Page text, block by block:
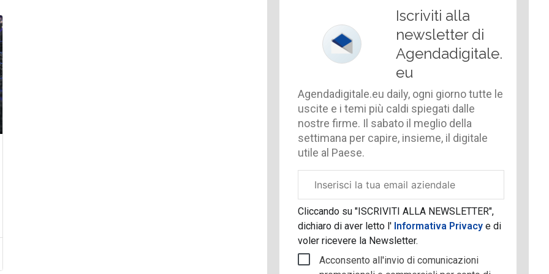
Iscriviti alla
newsletter di
Agendadigitale.
eu
Agendadigitale.eu daily, ogni giorno tutte le
uscite e i temi più caldi spiegati dalle
nostre firme. Il sabato il meglio della
settimana per capire, insieme, il digitale
utile al Paese.
aziendale
Cliccando su "ISCRIVITI ALLA NEWSLETTER",
dichiaro di aver letto l' Informativa Privacye di
voler ricevere la Newsletter.
Acconsento all'invio di comunicazioni